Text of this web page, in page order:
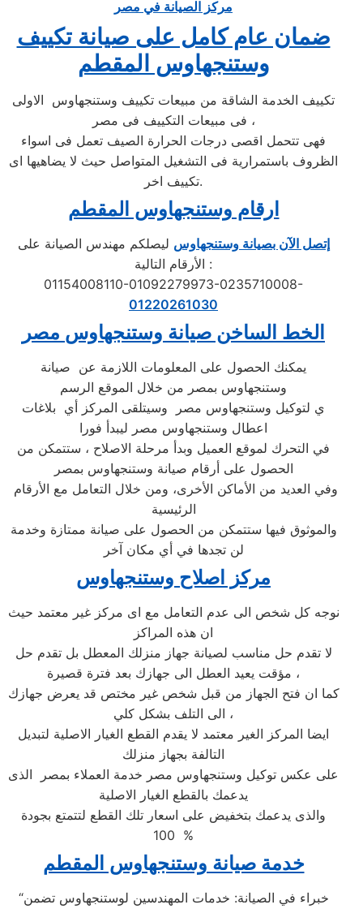
مركز الصيانة في مصر
ضمان عام كامل على صيانة تكييف
وستنجهاوس المقطم
تكييف الخدمة الشاقة من مبيعات تكييف وستنجهاوس الاولى
فى مبيعات التكييف فى مصر ،
فهى تتحمل اقصى درجات الحرارة الصيف تعمل فى اسواء
الظروف باستمرارية فى التشغيل المتواصل حيث لا يضاهيها اى
تكييف اخر.
ارقام وستنجهاوس المقطم
إتصل الآن بصيانة وستنجهاوس ليصلكم مهندس الصيانة على
الأرقام التالية :
01154008110-01092279973-0235710008-
01220261030
الخط الساخن صيانة وستنجهاوس مصر
يمكنك الحصول على المعلومات اللازمة عن صيانة
وستنجهاوس بمصر من خلال الموقع الرسم
ي لتوكيل وستنجهاوس مصر وسيتلقى المركز أي بلاغات
اعطال وستنجهاوس مصر ليبدأ فورا
في التحرك لموقع العميل وبدأ مرحلة الاصلاح ، ستتمكن من
الحصول على أرقام صيانة وستنجهاوس بمصر
الرئيسية
والموثوق فيها ستتمكن من الحصول على صيانة ممتازة وخدمة
لن تجدها في أي مكان آخر
مركز اصلاح وستنجهاوس
نوجه كل شخص الى عدم التعامل مع اى مركز غير معتمد حيث
ان هذه المراكز
لا تقدم حل مناسب لصيانة جهاز منزلك المعطل بل تقدم حل
مؤقت يعيد العطل الى جهازك بعد فترة قصيرة ،
كما ان فتح الجهاز من قبل شخص غير مختص قد يعرض جهازك
الى التلف بشكل كلي ،
ايضا المركز الغير معتمد لا يقدم القطع الغيار الاصلية لتبديل
التالفة بجهاز منزلك
على عكس توكيل وستنجهاوس مصر خدمة العملاء بمصر الذى
يدعمك بالقطع الغيار الاصلية
والذى يدعمك بتخفيض على اسعار تلك القطع لتتمتع بجودة
100 %
خدمة صيانة وستنجهاوس المقطم
“خبراء في الصيانة: خدمات المهندسين لوستنجهاوس تضمن